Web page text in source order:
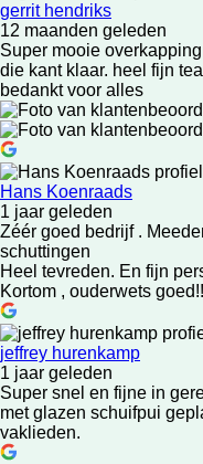
gerrit hendriks
12 maanden geleden
Super mooie
die kant klaar. heel fijn
bedankt voor alles
Hans Koenraads
1 jaar geleden
Zéér goed bedrijf .
schuttingen
Heel tevreden. En fijn
Kortom , ouderwets
jeffrey hurenkamp
1 jaar geleden
Super snel en fijne in
met glazen schuifpui
vaklieden.